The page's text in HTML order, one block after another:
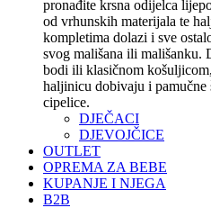
pronađite krsna odijelca
od vrhunskih materijala te
kompletima dolazi i sve
svog mališana ili mališanku.
bodi ili klasičnom
haljinicu dobivaju i
cipelice.
DJEČACI
DJEVOJČICE
OUTLET
OPREMA ZA BEBE
KUPANJE I NJEGA
B2B